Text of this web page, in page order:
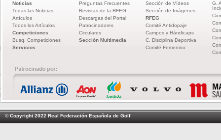
Noticias
Todas las Noticias
Artículos
Todos los Artículos
Competiciones
Busq. Competiciones
Servicios
Preguntas Frecuentes
Revistas de la RFEG
Descargas del Portal
Patrocinadores
Circulares
Sección Multimedia
Sección de Vídeos
Sección de Imágenes
RFEG
Comité Antidopaje
Campos y Hándicaps
C. Disciplina Deportiva
Comité Femenino
G.
© Copyright 2022 Real Federación Española de Golf